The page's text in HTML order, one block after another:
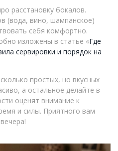
расстановку бокалов.
(вода, вино, шампанское)
себя комфортно.
изложены в статье «Где
сервировки и порядок на
простых, но вкусных
а остальное делайте в
оценят внимание к
и силы. Приятного вам